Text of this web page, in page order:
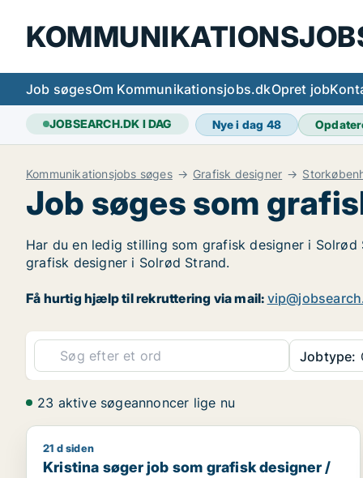
Job søgesOm Kommunikationsjobs.dkOpret job
JOBSEARCH.DK I DAG Nye i dag 48
Kommunikationsjobs søges Grafisk designer
Job søges som
Har du en ledig stilling som grafisk designer i
grafisk designer i Solrød Strand.
Få hurtig hjælp til rekruttering via mail:
Jobtype:
23 aktive søgeannoncer lige nu
Kristina søger job som grafisk designer /
21 d siden
Kristina søger job som grafisk designer /